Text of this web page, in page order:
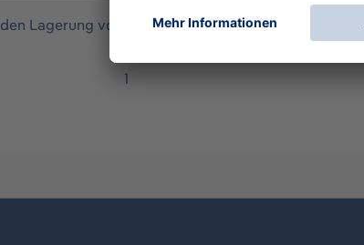
Lagerung von Chemikalienschutzanzügen
1